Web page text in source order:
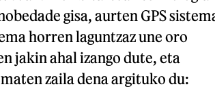
gisa, aurten GPS
horren laguntzaz une oro
jakin ahal izango dute, eta
zaila dena argituko du: